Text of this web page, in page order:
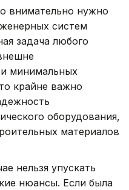
внимательно нужно
систем
задача любого
минимальных
крайне важно
оборудования,
материалов
нельзя упускать
нюансы. Если была